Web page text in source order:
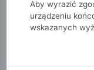
Aby wyrazić
urządzeniu
wskazanych